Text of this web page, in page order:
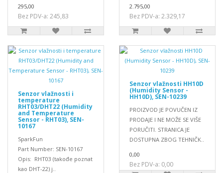
295,00
Bez PDV-a: 245,83
2.795,00
Bez PDV-a: 2.329,17
Senzor vlažnosti i
temperature
RHT03/DHT22 (Humidity
and Temperature
Sensor - RHT03), SEN-
10167
SparkFun
Part Number: SEN-10167
Opis: RHT03 (takođe poznat
kao DHT-22) j..
Senzor vlažnosti HH10D
(Humidity Sensor -
HH10D), SEN-10239
PROIZVOD JE POVUČEN IZ
PRODAJE I NE MOŽE SE VIŠE
PORUČITI. STRANICA JE
DOSTUPNA ZBOG TEHNIČK..
0,00
Bez PDV-a: 0,00